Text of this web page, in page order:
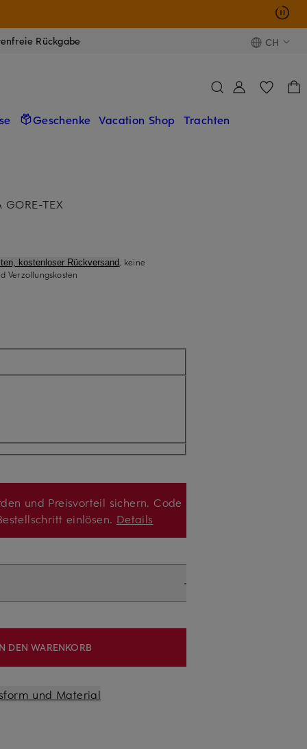
Rückgabe CH
Geschenke Vacation Shop Trachten
GORE-TEX
kostenloser Rückversand, keine
Verzollungskosten
und Preisvorteil sichern. Code
einlösen. Details
DEN WARENKORB
und Material